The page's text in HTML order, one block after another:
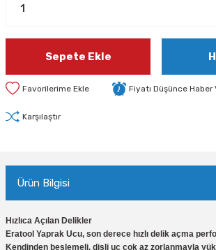
Sepete Ekle
Fiyatı Düşünce Haber
Karşılaştır
Ürün Bilgisi
Hızlıca Açılan Delikler
Eratool Yaprak Ucu, son derece hızlı delik açma
Kendinden beslemeli, dişli uç çok az zorlanmayla